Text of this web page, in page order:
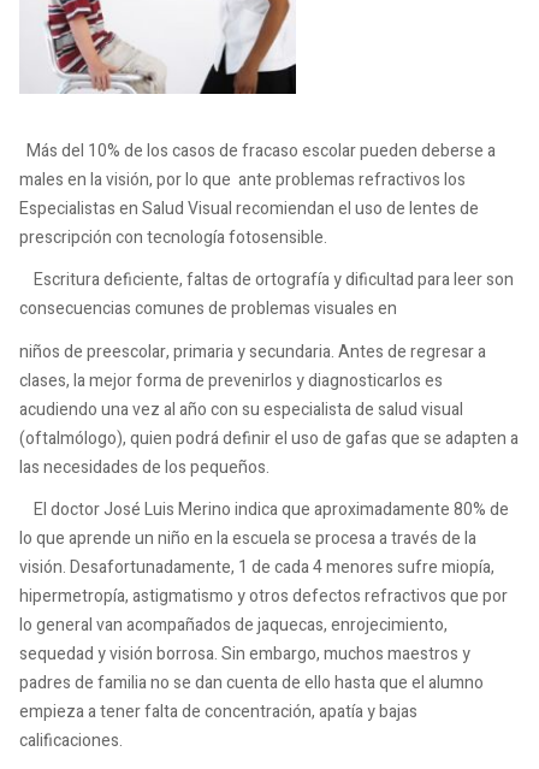
Más del 10% de los casos de fracaso escolar pueden deberse a
males en la visión, por lo que ante problemas refractivos los
Especialistas en Salud Visual recomiendan el uso de lentes de
prescripción con tecnología fotosensible.
Escritura deficiente, faltas de ortografía y dificultad para leer son
consecuencias comunes de problemas visuales en
niños de preescolar, primaria y secundaria. Antes de regresar a
clases, la mejor forma de prevenirlos y diagnosticarlos es
acudiendo una vez al año con su especialista de salud visual
(oftalmólogo), quien podrá definir el uso de gafas que se adapten a
las necesidades de los pequeños.
El doctor José Luis Merino indica que aproximadamente 80% de
lo que aprende un niño en la escuela se procesa a través de la
visión. Desafortunadamente, 1 de cada 4 menores sufre miopía,
hipermetropía, astigmatismo y otros defectos refractivos que por
lo general van acompañados de jaquecas, enrojecimiento,
sequedad y visión borrosa. Sin embargo, muchos maestros y
padres de familia no se dan cuenta de ello hasta que el alumno
empieza a tener falta de concentración, apatía y bajas
calificaciones.